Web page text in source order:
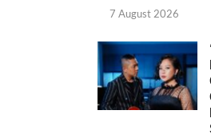
7 August 2026